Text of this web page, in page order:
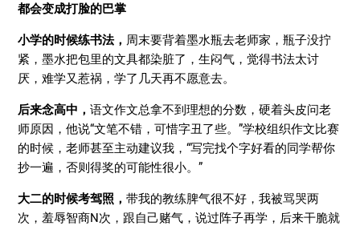
都会变成打脸的巴掌
小学的时候练书法， 周末要背着墨水瓶去老师家，瓶子没拧
紧，墨水把包里的文具都染脏了，生闷气，觉得书法太讨
厌，难学又惹祸，学了几天再不愿意去。
后来念高中， 语文作文总拿不到理想的分数，硬着头皮问老
师原因，他说“文笔不错，可惜字丑了些。”学校组织作文比赛
的时候，老师甚至主动建议我，“写完找个字好看的同学帮你
抄一遍，否则得奖的可能性很小。”
大二的时候考驾照， 带我的教练脾气很不好，我被骂哭两
次，羞辱智商N次，跟自己赌气，说过阵子再学，后来干脆就